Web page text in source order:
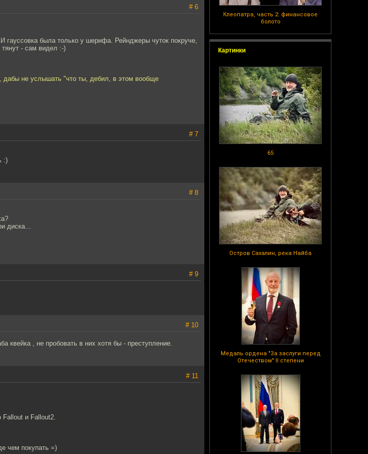
Клеопатра, часть 2: финансовое
болото
Картинки
65
Остров Сахалин, река Найба
Медаль ордена "За заслуги перед
Отечеством" II степени
# 6
была только у шерифа. Рейнджеры чуток покруче,
- сам видел :-)
дабы не услышать "что ты, дебил, в этом вообще
# 7
:)
# 8
диска...
# 9
# 10
квейка , не пробовать в них хотя бы - преступление.
# 11
Fallout и Fallout2.
чем покупать =)